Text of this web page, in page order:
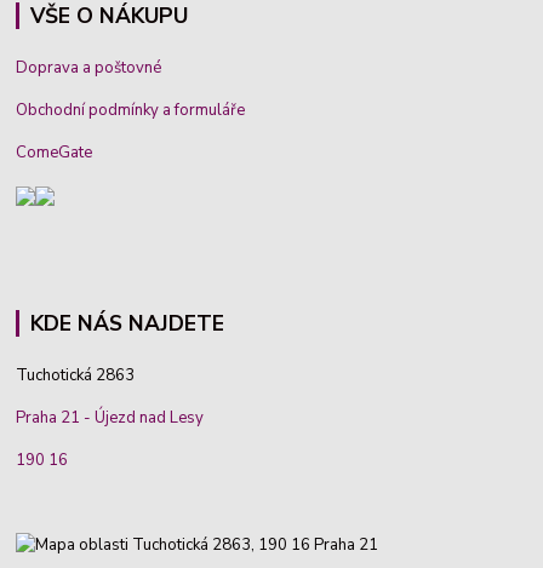
VŠE O NÁKUPU
Doprava a poštovné
Obchodní podmínky a formuláře
ComeGate
KDE NÁS NAJDETE
Tuchotická 2863
Praha 21 - Újezd nad Lesy
190 16